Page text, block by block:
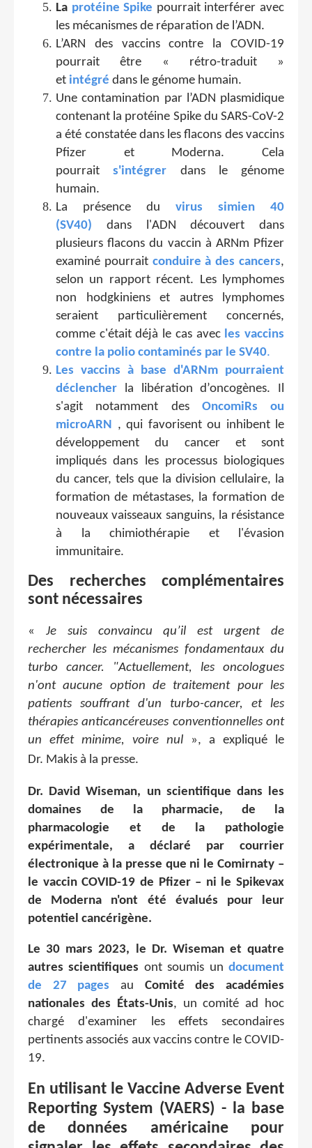
La protéine Spike pourrait interférer avec
les mécanismes de réparation de l’ADN.
L’ARN des vaccins contre la COVID-19
pourrait être « rétro-traduit »
et intégré dans le génome humain.
Une contamination par l’ADN plasmidique
contenant la protéine Spike du SARS-CoV-2
a été constatée dans les flacons des vaccins
Pfizer et Moderna. Cela
pourraits'intégrer dans le génome
humain.
La présence du
virus simien 40
(SV40) dans l'ADN découvert dans
plusieurs flacons du vaccin à ARNm Pfizer
examiné pourrait conduire à des cancers,
selon un rapport récent. Les lymphomes
non hodgkiniens et autres lymphomes
seraient particulièrement concernés,
comme c'était déjà le cas avec les vaccins
contre la polio contaminés par le SV40.
Les vaccins à base d'ARNm pourraient
déclencher la libération d’oncogènes. Il
s'agit notamment des OncomiRs ou
microARN
, qui favorisent ou inhibent le
développement du cancer et sont
impliqués dans les processus biologiques
du cancer, tels que la division cellulaire, la
formation de métastases, la formation de
nouveaux vaisseaux sanguins, la résistance
à la chimiothérapie et l'évasion
immunitaire.
Des recherches complémentaires
sont nécessaires
« Je suis convaincu qu’il est urgent de
rechercher les mécanismes fondamentaux du
turbo cancer. "Actuellement, les oncologues
n'ont aucune option de traitement pour les
patients souffrant d'un turbo-cancer, et les
thérapies anticancéreuses conventionnelles ont
un effet minime, voire nul
», a expliqué le
Dr. Makis à la presse.
Dr. David Wiseman, un scientifique dans les
domaines de la pharmacie, de la
pharmacologie et de la pathologie
expérimentale, a déclaré par courrier
électronique à la presse que ni le Comirnaty –
le vaccin COVID-19 de Pfizer – ni le Spikevax
de Moderna n'ont été évalués pour leur
potentiel cancérigène.
Le 30 mars 2023, le Dr. Wiseman et quatre
autres scientifiques ont soumis undocument
de 27 pages au Comité des académies
nationales des États-Unis, un comité ad hoc
chargé d'examiner les effets secondaires
pertinents associés aux vaccins contre le COVID-
19.
En utilisant le Vaccine Adverse Event
Reporting System (VAERS) - la base
de données américaine pour